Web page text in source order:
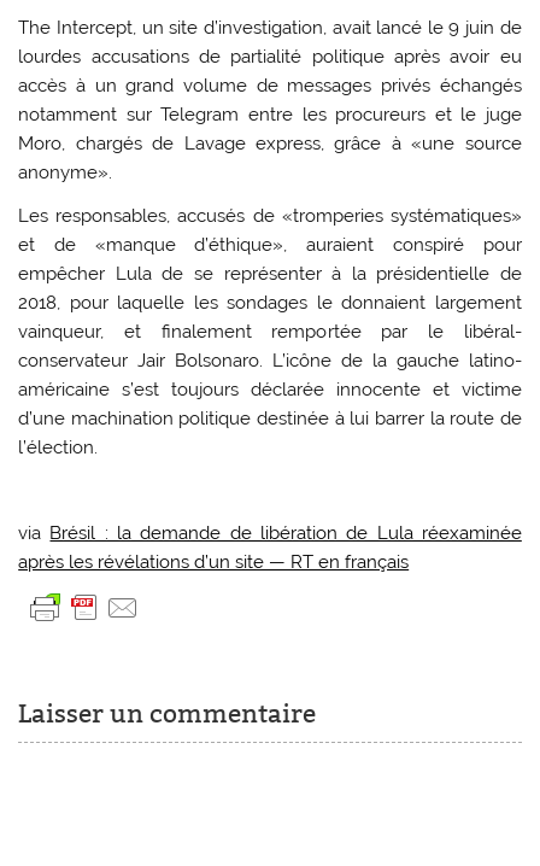
The Intercept, un site d’investigation, avait lancé le 9 juin de
lourdes accusations de partialité politique après avoir eu
accès à un grand volume de messages privés échangés
notamment sur Telegram entre les procureurs et le juge
Moro, chargés de Lavage express, grâce à «une source
anonyme».
Les responsables, accusés de «tromperies systématiques»
et de «manque d’éthique», auraient conspiré pour
empêcher Lula de se représenter à la présidentielle de
2018, pour laquelle les sondages le donnaient largement
vainqueur, et finalement remportée par le libéral-
conservateur Jair Bolsonaro. L’icône de la gauche latino-
américaine s’est toujours déclarée innocente et victime
d’une machination politique destinée à lui barrer la route de
l’élection.
via Brésil : la demande de libération de Lula réexaminée
après les révélations d’un site — RT en français
Laisser un commentaire